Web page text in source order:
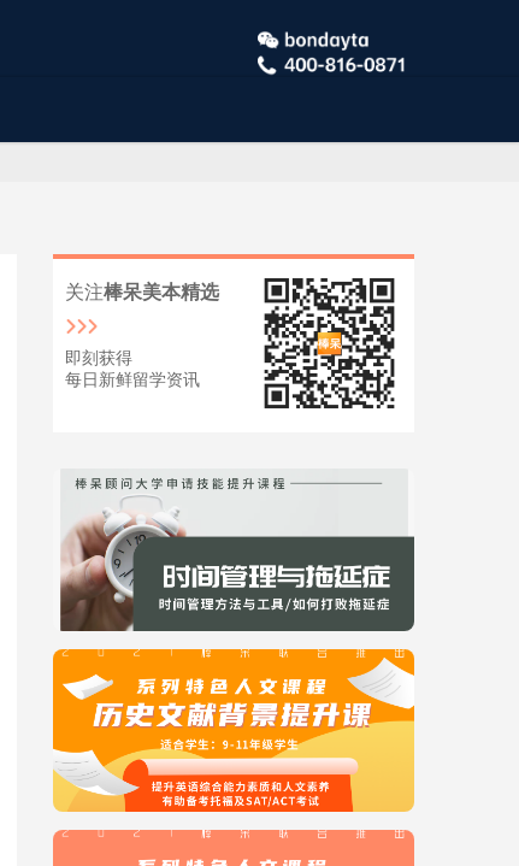
关注棒呆美本精选
即刻获得
每日新鲜留学资讯